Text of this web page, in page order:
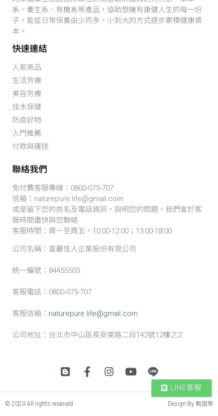
LINE客服
系、養生系、有機系等產品，協助想擁有康健人生的每一份
子，能從日常保養由少而多、小到大的方式逐步累積健康資
本。
快速連結
人氣商品
生活芳療
美容芳療
佳木保健
防疫好物
入門推薦
付款與運送
聯絡我們
免付費客服專線：0800-075-707
信箱：naturepure.life@gmail.com
或是留下您的姓名及電話資訊，說明您的問題，我們會於客
服時間盡快與您聯絡
客服時間：周一至周五，10:00-12:00；13:00-18:00
公司名稱：富麗佳人企業股份有限公司
統一編號：84455503
客服電話：0800-075-707
客服信箱： naturepure.life@gmail.com
公司地址：台北市中山區長安東路二段142號12樓之2
© 2020 All rights reserved Design By 戰國策